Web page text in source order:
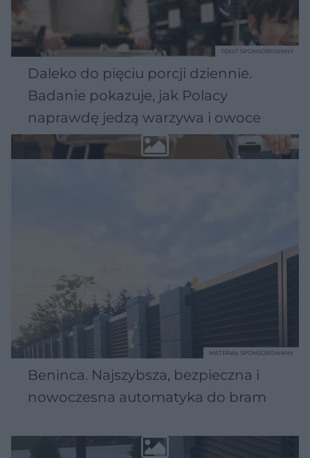
Daleko do pięciu porcji dziennie.
Badanie pokazuje, jak Polacy
naprawdę jedzą warzywa i owoce
TEKST SPONSOROWANY
Beninca. Najszybsza, bezpieczna i
nowoczesna automatyka do bram
MATERIAŁ SPONSOROWANY